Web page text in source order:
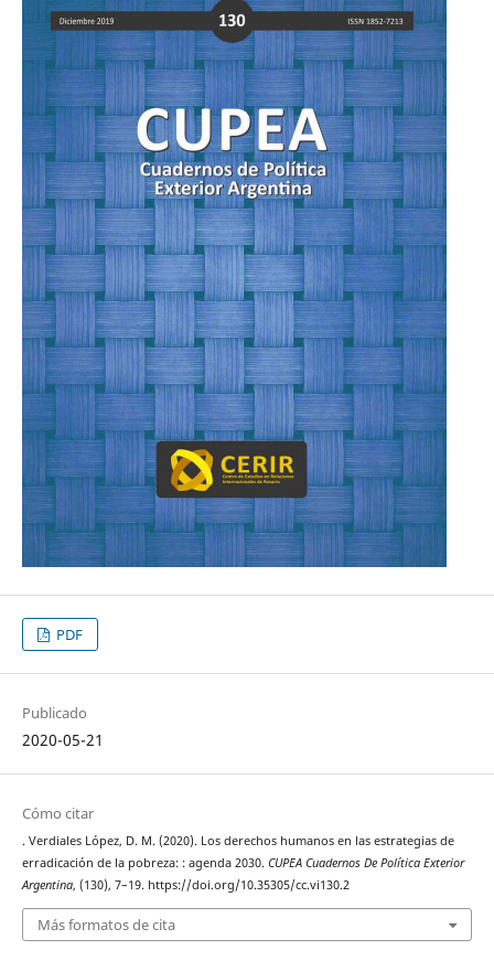
PDF
Publicado
2020-05-21
Cómo citar
. Verdiales López, D. M. (2020). Los derechos humanos en las estrategias de
erradicación de la pobreza: : agenda 2030. CUPEA Cuadernos De Política Exterior
Argentina, (130), 7–19. https://doi.org/10.35305/cc.vi130.2
Más formatos de cita